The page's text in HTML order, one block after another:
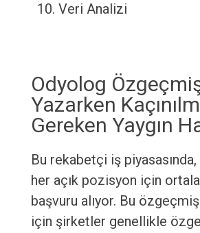
Veri Analizi
Odyolog
Yazarken
Gereken Yaygın
Bu rekabetçi iş
her açık pozisyon için
başvuru alıyor. Bu
için şirketler genellikle